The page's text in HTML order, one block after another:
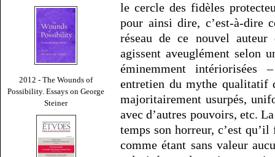
2012 - The Wounds of
Possibility. Essays on George
Steiner
le cercle des fidèles
pour ainsi dire, c’est-à-dire
réseau de ce nouvel
agissent aveuglément selon
éminemment intériorisées
entretien du mythe qualitatif
majoritairement usurpés,
avec d’autres pouvoirs, etc.
temps son horreur, c’est
comme étant sans valeur